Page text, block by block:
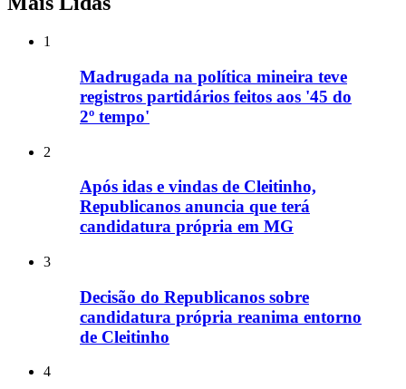
1
Madrugada na política mineira teve
registros partidários feitos aos '45 do
2º tempo'
2
Após idas e vindas de Cleitinho,
Republicanos anuncia que terá
candidatura própria em MG
3
Decisão do Republicanos sobre
candidatura própria reanima entorno
de Cleitinho
4